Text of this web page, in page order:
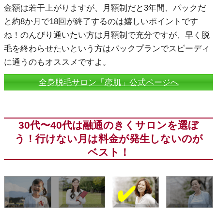
金額は若干上がりますが、月額制だと3年間、パックだ
と約8か月で18回が終了するのは嬉しいポイントです
ね！のんびり通いたい方は月額制で充分ですが、早く脱
毛を終わらせたいという方はパックプランでスピーディ
に通うのもオススメですよ。
全身脱毛サロン「恋肌」公式ページへ
30代〜40代は融通のきくサロンを選ぼ
う！行けない月は料金が発生しないのが
ベスト！